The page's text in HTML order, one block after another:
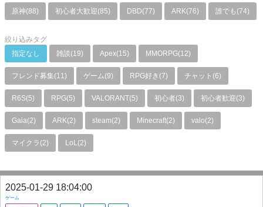
原神(88) 初心者大歓迎(85) DBD(77) ARK(76) 誰でも(74)
絞り込みタグ
指定なし
雑談(19) Apex(15) MMORPG(12)
フレンド募集(11) ゲーム(9) RPG好き(7) チャット(6)
R6S(5) RPG(5) VALORANT(5) 初心者(3) 初心者歓迎(3)
Gaia(2) ARK(2) steam(2) Minecraft(2) valo(2)
マイクラ(2) LoL(2)
2025-01-29 18:04:00
ゲーム